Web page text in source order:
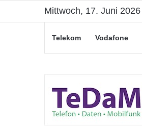
Mittwoch, 17. Juni 2026
Telekom Vodafone